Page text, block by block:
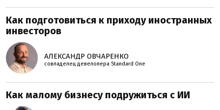
Как подготовиться к приходу иностранных
инвесторов
АЛЕКСАНДР ОВЧАРЕНКО
совладелец девелопера Standard One
Как малому бизнесу подружиться с ИИ